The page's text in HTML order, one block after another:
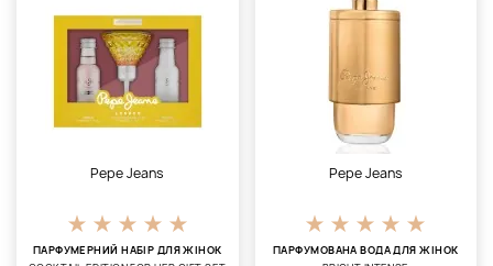
Pepe Jeans
ПАРФУМЕРНИЙ НАБІР ДЛЯ ЖІНОК
Pepe Jeans
ПАРФУМОВАНА ВОДА ДЛЯ ЖІНОК